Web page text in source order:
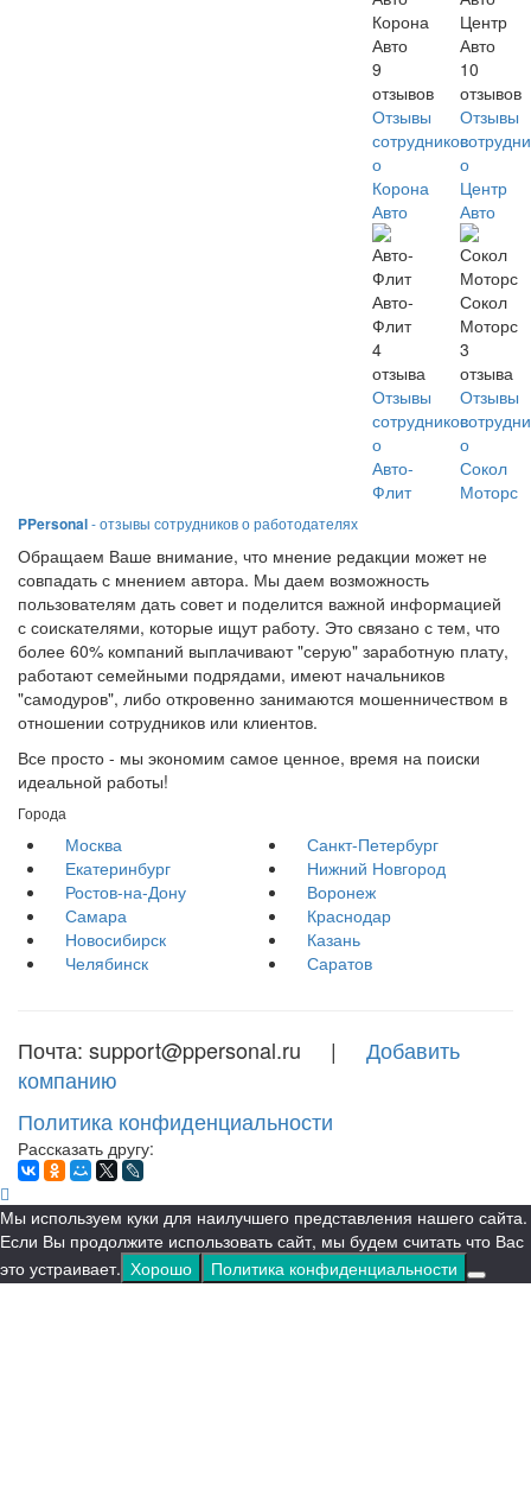
Корона
Авто
9
отзывов
Отзывы
сотрудников
о
Корона
Авто
Центр
Авто
10
отзывов
Отзывы
о
Центр
Авто
Авто-
Флит
4
отзыва
Отзывы
сотрудников
о
Авто-
Флит
Сокол
Моторс
3
отзыва
Отзывы
о
Сокол
Моторс
PPersonal- отзывы сотрудников о работодателях
Обращаем Ваше внимание, что мнение редакции может не
совпадать с мнением автора. Мы даем возможность
пользователям дать совет и поделится важной информацией
с соискателями, которые ищут работу. Это связано с тем, что
более 60% компаний выплачивают "серую" заработную плату,
работают семейными подрядами, имеют начальников
"самодуров", либо откровенно занимаются мошенничеством в
отношении сотрудников или клиентов.
Все просто - мы экономим самое ценное, время на поиски
идеальной работы!
Города
Москва
Санкт-Петербург
Екатеринбург
Нижний Новгород
Ростов-на-Дону
Воронеж
Самара
Краснодар
Новосибирск
Казань
Челябинск
Саратов
Почта: support@ppersonal.ru | Добавить
компанию
Политика конфиденциальности
Рассказать другу:
Мы используем куки для наилучшего представления нашего сайта.
Если Вы продолжите использовать сайт, мы будем считать что Вас
это устраивает. Хорошо Политика конфиденциальности